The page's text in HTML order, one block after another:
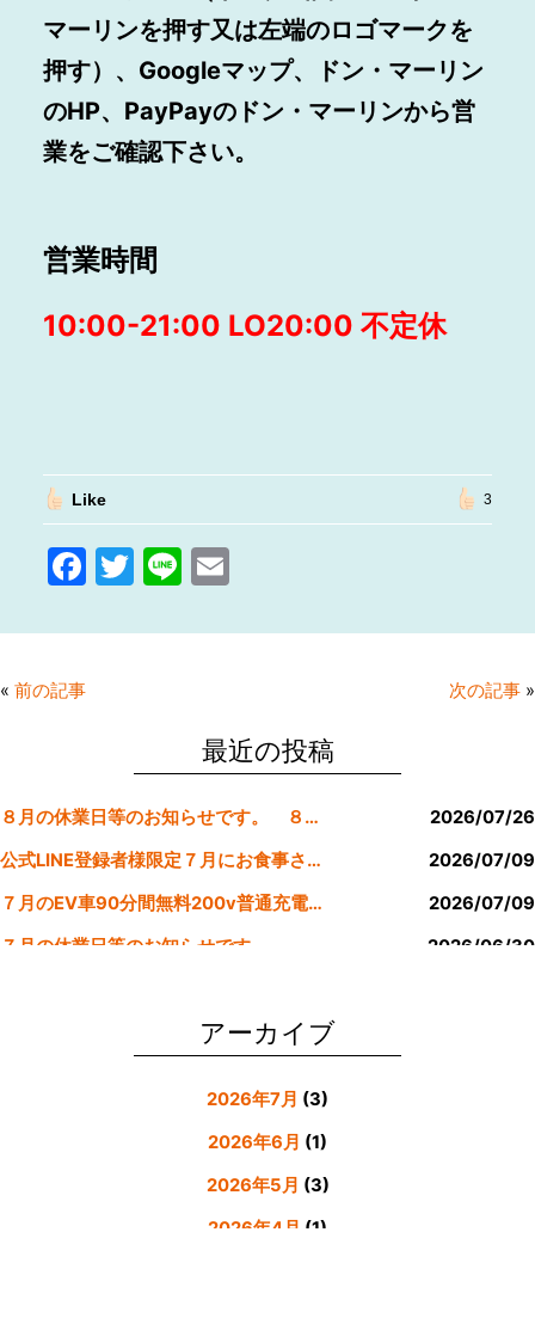
マーリンを押す又は左端のロゴマークを
押す）、Googleマップ、ドン・マーリン
のHP、PayPayのドン・マーリンから営
業をご確認下さい。
営業時間
10:00-21:00 LO20:00 不定休
Like 3
F
c
e
k
T
itt
Li
e
E
ai
« 前の記事 次の記事 »
最近の投稿
８月の休業日等のお知らせです。 ８月より定休日は金曜日のみにします。
2026/07/26
公式LINE登録者様限定７月にお食事された方にサービスクーポン発行
2026/07/09
７月のEV車90分間無料200v普通充電クーポン券！！
2026/07/09
７月の休業日等のお知らせです。
2026/06/30
アーカイブ
2026年7月 (3)
2026年6月 (1)
2026年5月 (3)
2026年4月 (1)